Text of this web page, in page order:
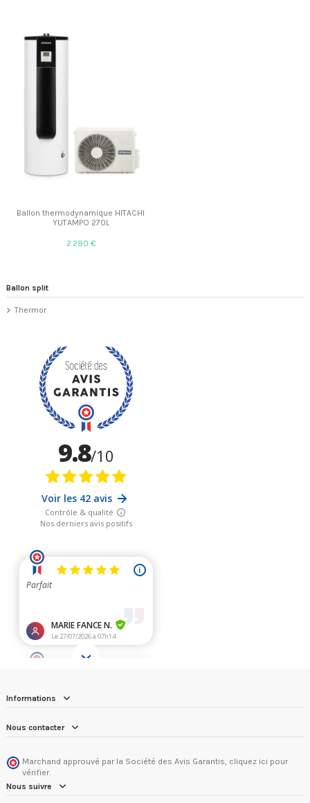
Ballon thermodynamique HITACHI
YUTAMPO 270L
2 290 €
Ballon split
Thermor
Informations
Nous contacter
Marchand approuvé par la Société des Avis Garantis, cliquez ici pour
vérifier.
Nous suivre